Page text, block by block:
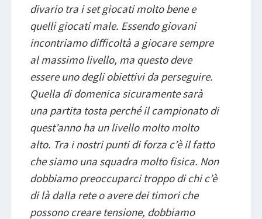
divario tra i set giocati molto bene e
quelli giocati male. Essendo giovani
incontriamo difficoltà a giocare sempre
al massimo livello, ma questo deve
essere uno degli obiettivi da perseguire.
Quella di domenica sicuramente sarà
una partita tosta perché il campionato di
quest’anno ha un livello molto molto
alto. Tra i nostri punti di forza c’è il fatto
che siamo una squadra molto fisica. Non
dobbiamo preoccuparci troppo di chi c’è
di là dalla rete o avere dei timori che
possono creare tensione, dobbiamo